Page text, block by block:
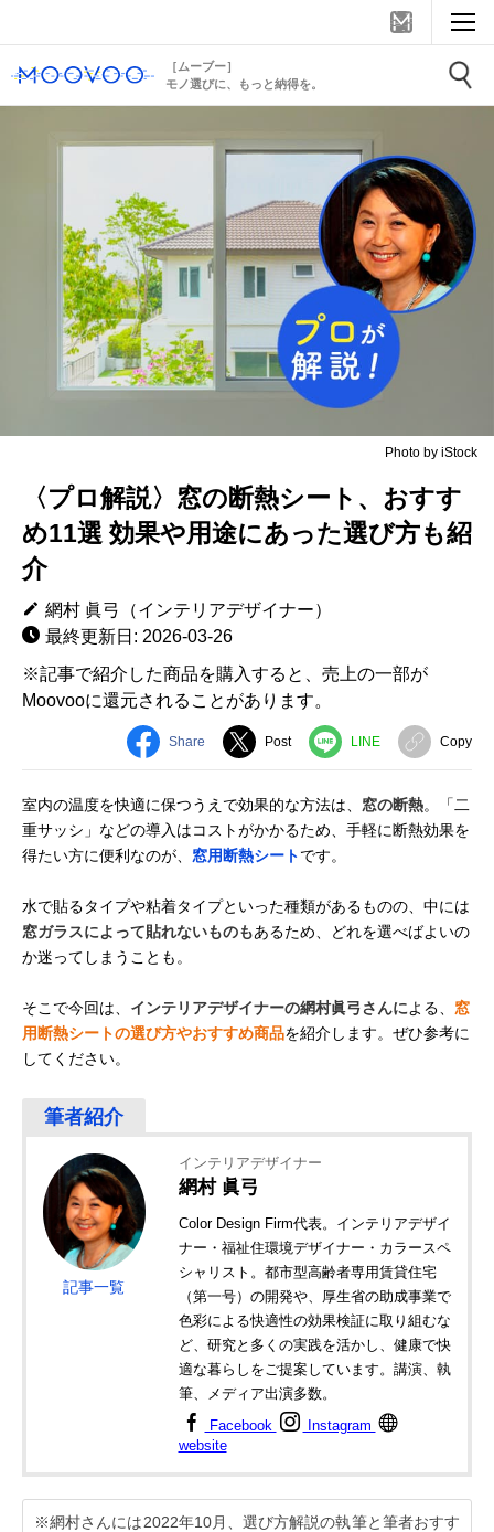
［ムーブー］
モノ選びに、もっと納得を。
Photo by iStock
〈プロ解説〉窓の断熱シート、おすす
め11選 効果や用途にあった選び方も紹
介
網村 眞弓（インテリアデザイナー）
最終更新日: 2026-03-26
※記事で紹介した商品を購入すると、売上の一部が
Moovooに還元されることがあります。
Share Post LINE Copy
室内の温度を快適に保つうえで効果的な方法は、 窓の断熱。「二
重サッシ」などの導入はコストがかかるため、手軽に断熱効果を
得たい方に便利なのが、 窓用断熱シートです。
水で貼るタイプや粘着タイプといった種類があるものの、中には
窓ガラスによって貼れないものもあるため、どれを選べばよいの
か迷ってしまうことも。
そこで今回は、 インテリアデザイナーの網村眞弓さんによる、 窓
用断熱シートの選び方やおすすめ商品を紹介します。ぜひ参考に
してください。
記事一覧
インテリアデザイナー
網村 眞弓
Color Design Firm代表。インテリアデザイ
ナー・福祉住環境デザイナー・カラースペ
シャリスト。都市型高齢者専用賃貸住宅
（第一号）の開発や、厚生省の助成事業で
色彩による快適性の効果検証に取り組むな
ど、研究と多くの実践を活かし、健康で快
適な暮らしをご提案しています。講演、執
筆、メディア出演多数。
Facebook
Instagram
website
※網村さんには2022年10月、選び方解説の執筆と筆者おすす